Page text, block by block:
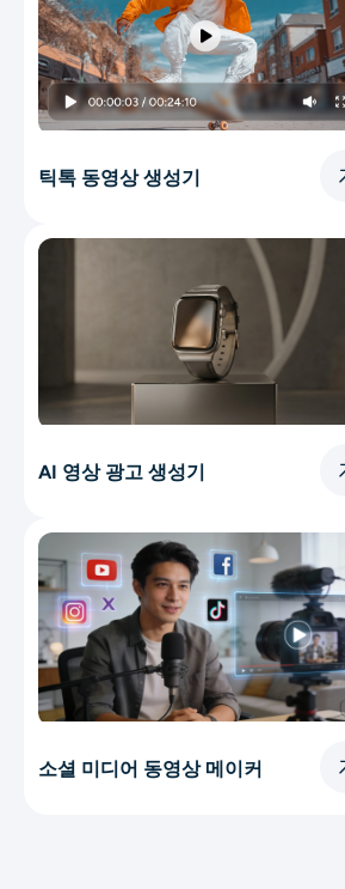
틱톡 동영상 생성기
AI 영상 광고 생성기
소셜 미디어 동영상 메이커